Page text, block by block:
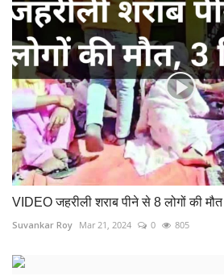
VIDEO जहरीली शराब पीने से 8 लोगों की मौत
Suvankar Roy Mar 21, 2024 0 805